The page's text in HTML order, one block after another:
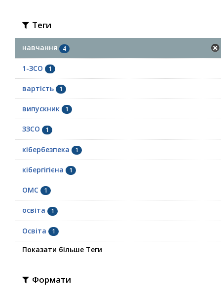
Теги
навчання 4
1-ЗСО 1
вартість 1
випускник 1
ЗЗСО 1
кібербезпека 1
кібергігієна 1
ОМС 1
освіта 1
Освіта 1
Показати більше Теги
Формати